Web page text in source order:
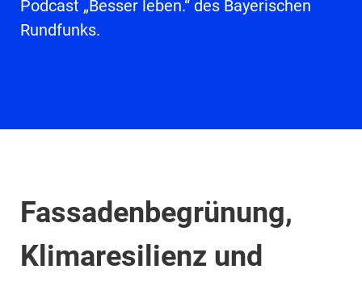
Podcast „Besser leben.“ des Bayerischen
Rundfunks.
Fassadenbegrünung,
Klimaresilienz und